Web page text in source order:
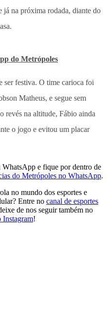
já na próxima rodada, diante do
do Metrópoles
ser festiva. O time carioca foi
Matheus, e segue sem
revés na altitude, Fábio ainda
o jogo e evitou um placar
WhatsApp e fique por dentro de
do Metrópoles no WhatsApp.
no mundo dos esportes e
Entre no canal de esportes
de nos seguir também no
Instagram!